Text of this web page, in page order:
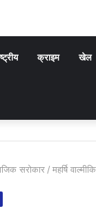
क्राइम खेल
सरोकार / महर्षि